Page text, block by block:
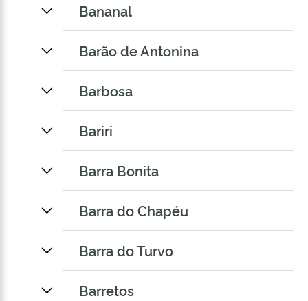
Bananal
Barão de Antonina
Barbosa
Bariri
Barra Bonita
Barra do Chapéu
Barra do Turvo
Barretos